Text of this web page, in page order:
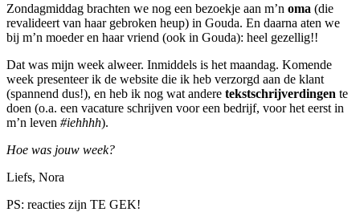
Zondagmiddag brachten we nog een bezoekje aan m’n oma (die
revalideert van haar gebroken heup) in Gouda. En daarna aten we
bij m’n moeder en haar vriend (ook in Gouda): heel gezellig!!
Dat was mijn week alweer. Inmiddels is het maandag. Komende
week presenteer ik de website die ik heb verzorgd aan de klant
(spannend dus!), en heb ik nog wat andere tekstschrijverdingen te
doen (o.a. een vacature schrijven voor een bedrijf, voor het eerst in
m’n leven #iehhhh).
Hoe was jouw week?
Liefs, Nora
PS: reacties zijn TE GEK!